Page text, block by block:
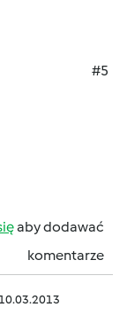
#5
aby dodawać
komentarze